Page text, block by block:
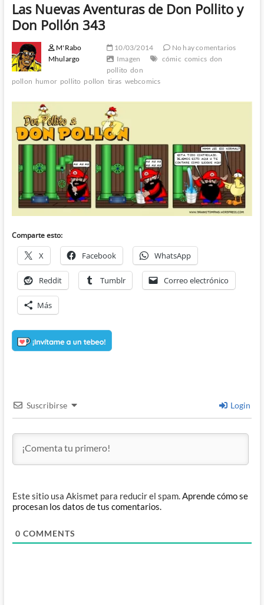
Las Nuevas Aventuras de Don Pollito y
Don Pollón 343
M'Rabo
Mhulargo
10/03/2014
No hay comentarios
Imagen
cómic comics don
pollito don
pollon humor pollito pollon tiras webcomics
Comparte esto:
X Facebook WhatsApp
Reddit Tumblr Correo electrónico
Más
Suscribirse Login
Este sitio usa Akismet para reducir el spam.Aprende cómo se
procesan los datos de tus comentarios.
0 COMMENTS